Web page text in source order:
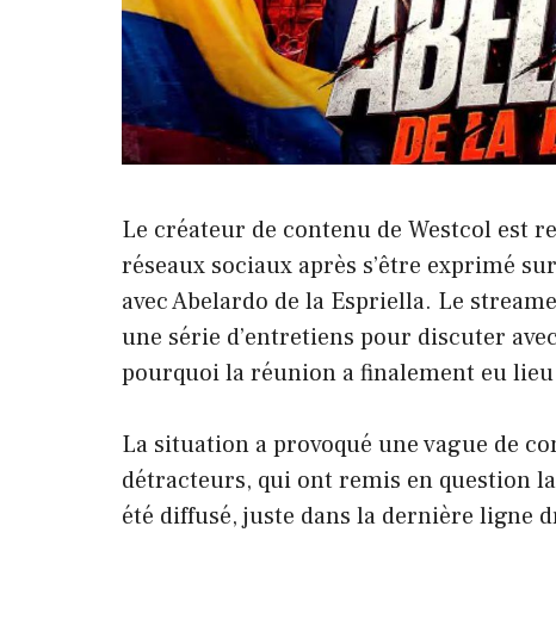
Le créateur de contenu de Westcol est
réseaux sociaux après s’être exprimé
avec Abelardo de la Espriella. Le
une série d’entretiens pour discuter
pourquoi la réunion a finalement eu lieu
La situation a provoqué une vague de
détracteurs, qui ont remis en question
été diffusé, juste dans la dernière ligne